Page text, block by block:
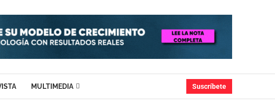
MULTIMEDIA Suscríbete